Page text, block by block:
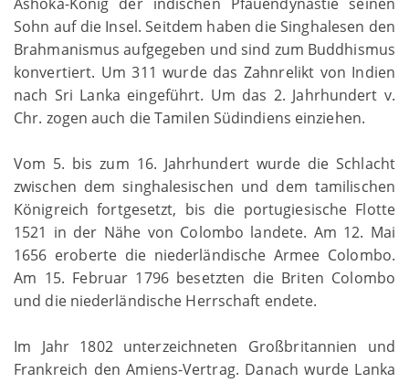
Sohn auf die Insel. Seitdem haben die Singhalesen den
Brahmanismus aufgegeben und sind zum Buddhismus
konvertiert. Um 311 wurde das Zahnrelikt von Indien
nach Sri Lanka eingeführt. Um das 2. Jahrhundert v.
Chr. zogen auch die Tamilen Südindiens einziehen.
Vom 5. bis zum 16. Jahrhundert wurde die Schlacht
zwischen dem singhalesischen und dem tamilischen
Königreich fortgesetzt, bis die portugiesische Flotte
1521 in der Nähe von Colombo landete. Am 12. Mai
1656 eroberte die niederländische Armee Colombo.
Am 15. Februar 1796 besetzten die Briten Colombo
und die niederländische Herrschaft endete.
Im Jahr 1802 unterzeichneten Großbritannien und
Frankreich den Amiens-Vertrag. Danach wurde Lanka